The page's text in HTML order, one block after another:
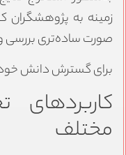
زمینه به پژوهشگران
صورت ساده‌تری بررسی و
برای گسترش دانش
کاربردهای
مختلف